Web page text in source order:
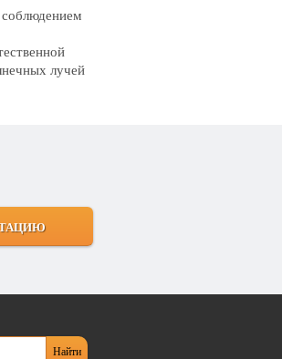
соблюдением
лучей